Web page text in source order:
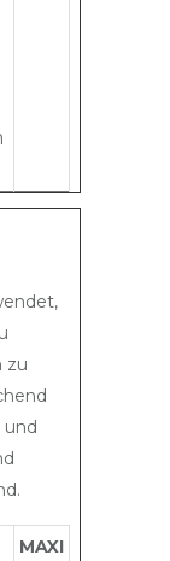
zu
und
MAXI